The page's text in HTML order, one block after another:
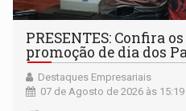
PRESENTES: Confira
promoção de dia dos
Destaques Empresariais
07 de Agosto de 2026 às 15:19